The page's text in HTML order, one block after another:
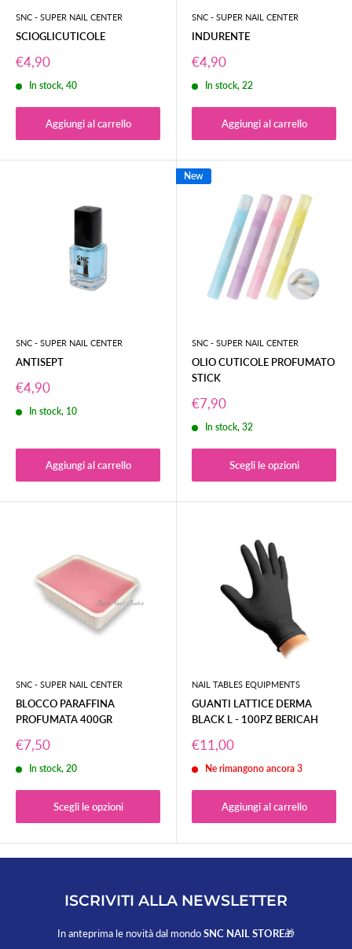
SNC - SUPER NAIL CENTER
SCIOGLICUTICOLE
Prezzo
scontato
€4,90
In stock, 40
Aggiungi al carrello
SNC - SUPER NAIL CENTER
INDURENTE
Prezzo
scontato
€4,90
In stock, 22
Aggiungi al carrello
SNC - SUPER NAIL CENTER
ANTISEPT
Prezzo
scontato
€4,90
In stock, 10
Aggiungi al carrello
New
SNC - SUPER NAIL CENTER
OLIO CUTICOLE PROFUMATO
STICK
Prezzo
scontato
€7,90
In stock, 32
Scegli le opzioni
SNC - SUPER NAIL CENTER
BLOCCO PARAFFINA
PROFUMATA 400GR
Prezzo
scontato
€7,50
In stock, 20
Scegli le opzioni
NAIL TABLES EQUIPMENTS
GUANTI LATTICE DERMA
BLACK L - 100PZ BERICAH
Prezzo
scontato
€11,00
Ne rimangono ancora 3
Aggiungi al carrello
ISCRIVITI ALLA NEWSLETTER
In anteprima le novità dal mondoSNC NAIL STORE🎁